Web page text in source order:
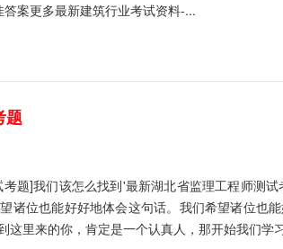
案更多最新建筑行业考试资料-...
题
题]我们该怎么找到'最新湖北省监理工程师测
诸位也能好好地体会这句话。我们希望诸位也
这里来的你，肯定是一个认真人，那开始我们学